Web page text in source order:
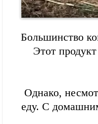
Большинство
Этот
Однако,
еду. С